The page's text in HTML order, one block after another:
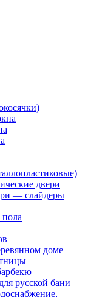
двери
— слайдеры
доме
русской бани